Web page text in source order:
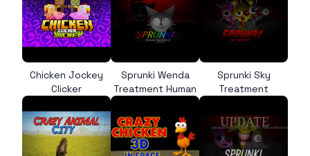
Chicken Jockey
Clicker
Sprunki Wenda
Treatment Human
Sprunki Sky
Treatment